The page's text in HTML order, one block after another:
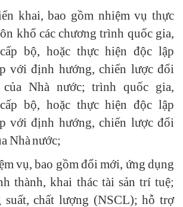
khai, bao gồm nhiệm vụ thực
khổ các chương trình quốc gia,
bộ, hoặc thực hiện độc lập
với định hướng, chiến lược đổi
Nhà nước; trình quốc gia,
bộ, hoặc thực hiện độc lập
với định hướng, chiến lược đổi
Nhà nước;
vụ, bao gồm đổi mới, ứng dụng
thành, khai thác tài sản trí tuệ;
suất, chất lượng (NSCL); hỗ trợ